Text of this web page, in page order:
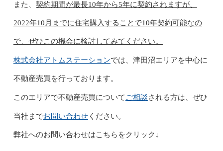
また、 契約期間が最長10年から5年に契約されますが、
2022年10月までに住宅購入することで10年契約可能なの
で、ぜひこの機会に検討してみてください。
株式会社アトムステーションでは、津田沼エリアを中心に
不動産売買を行っております。
このエリアで不動産売買について ご相談される方は、ぜひ
当社までお問い合わせください。
弊社へのお問い合わせはこちらをクリック↓